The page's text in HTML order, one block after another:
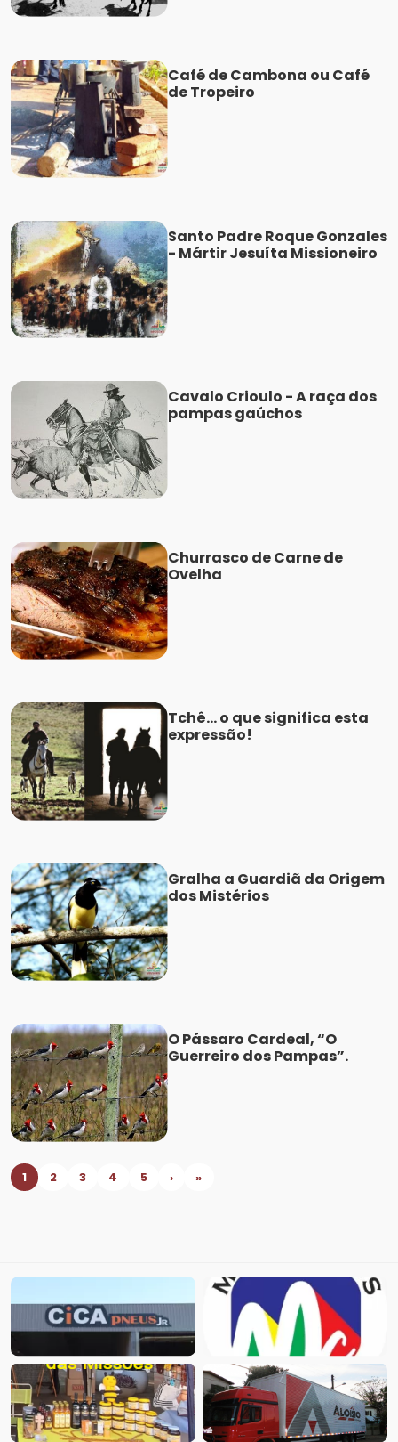
Café de Cambona ou Café
de Tropeiro
Santo Padre Roque Gonzales
- Mártir Jesuíta Missioneiro
Cavalo Crioulo - A raça dos
pampas gaúchos
Churrasco de Carne de
Ovelha
Tchê... o que significa esta
expressão!
Gralha a Guardiã da Origem
dos Mistérios
O Pássaro Cardeal, “O
Guerreiro dos Pampas”.
1 2 3 4 5 › »